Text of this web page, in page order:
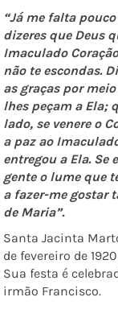
“Já me falta
dizeres que Deus
Imaculado
não te escondas.
as graças por
lhes peçam a Ela;
lado, se venere o
a paz ao
entregou a Ela. Se
gente o lume que
a fazer-me gostar
de Maria”.
Santa Jacinta
de fevereiro de
Sua festa é
irmão Francisco.